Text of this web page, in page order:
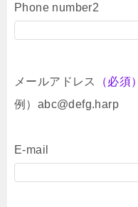
Phone number2
メールアドレス
（必須）
例）abc@defg.harp
E-mail